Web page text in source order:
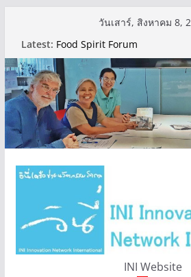
วันเสาร์, สิงหาคม 8,
Latest: Food Spirit Forum
การใช้เครื่องมือ Food Spirit
Farm เขตทุ่งครุ เมื่อช่วงกลางเ
INI Website